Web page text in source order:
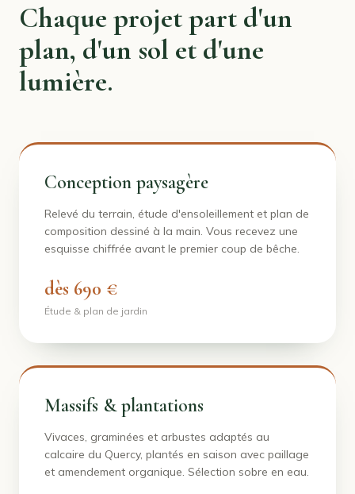
Chaque projet part d'un
plan, d'un sol et d'une
lumière.
Conception paysagère
Relevé du terrain, étude d'ensoleillement et plan de
composition dessiné à la main. Vous recevez une
esquisse chiffrée avant le premier coup de bêche.
dès 690 €
Étude & plan de jardin
Massifs & plantations
Vivaces, graminées et arbustes adaptés au
calcaire du Quercy, plantés en saison avec paillage
et amendement organique. Sélection sobre en eau.